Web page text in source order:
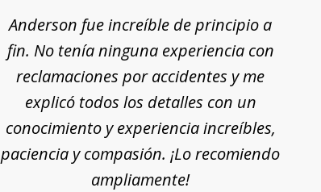
Anderson fue increíble de principio a
fin. No tenía ninguna experiencia con
reclamaciones por accidentes y me
explicó todos los detalles con un
conocimiento y experiencia increíbles,
paciencia y compasión. ¡Lo recomiendo
ampliamente!